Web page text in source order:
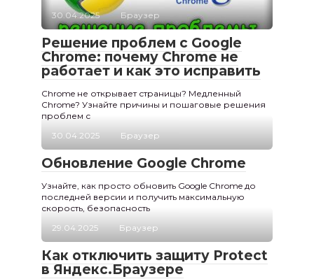
30.04.2025 Браузер
Решение проблем с Google
Chrome: почему Chrome не
работает и как это исправить
Chrome не открывает страницы? Медленный
Chrome? Узнайте причины и пошаговые решения
проблем с
30.04.2025
Браузер
Обновление Google Chrome
Узнайте, как просто обновить Google Chrome до
последней версии и получить максимальную
скорость, безопасность
29.04.2025
Браузер
Как отключить защиту Protect
в Яндекс.Браузере